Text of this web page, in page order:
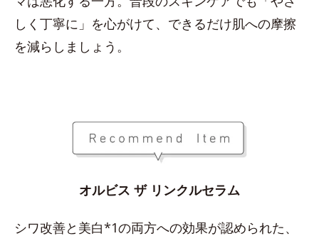
しく丁寧に」を心がけて、できるだけ肌への摩擦
を減らしましょう。
オルビス ザ リンクルセラム
シワ改善と美白*1の両方への効果が認められた、